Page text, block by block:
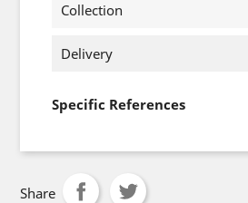
Collection
Delivery
Specific References
Share